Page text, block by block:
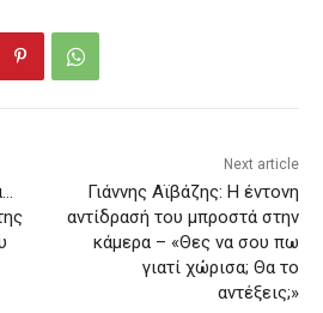
Next article
Γιάννης Αϊβάζης: Η έντονη
αντίδρασή του μπροστά στην
κάμερα – «Θες να σου πω
γιατί χώρισα; Θα το
αντέξεις;»